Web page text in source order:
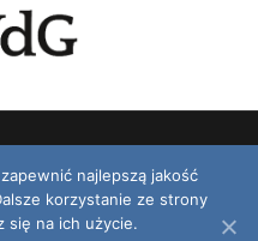
zastrzeżone.
najlepszą jakość
korzystanie ze strony
się na ich użycie.